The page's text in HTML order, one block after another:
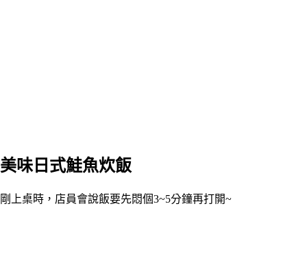
美味日式鮭魚炊飯
剛上桌時，店員會說飯要先悶個3~5分鐘再打開~